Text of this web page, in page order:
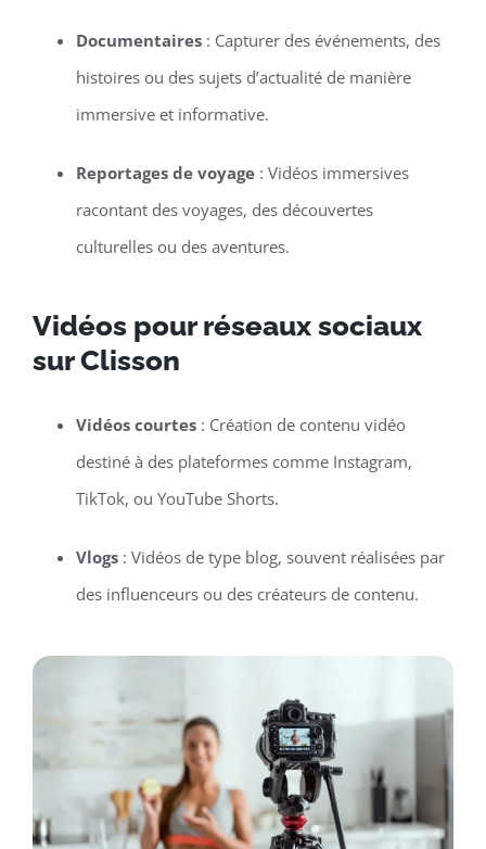
Documentaires: Capturer des événements, des
histoires ou des sujets d’actualité de manière
immersive et informative.
Reportages de voyage: Vidéos immersives
racontant des voyages, des découvertes
culturelles ou des aventures.
Vidéos pour réseaux sociaux
sur Clisson
Vidéos courtes: Création de contenu vidéo
destiné à des plateformes comme Instagram,
TikTok, ou YouTube Shorts.
Vlogs: Vidéos de type blog, souvent réalisées par
des influenceurs ou des créateurs de contenu.